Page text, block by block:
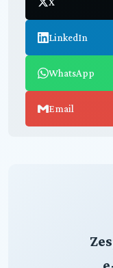
LinkedIn
WhatsApp
Email